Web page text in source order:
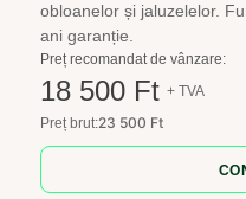
obloanelor și jaluzelelor.
ani garanție.
Preț recomandat de vânzare:
18 500 Ft + TVA
Preț brut:23 500 Ft